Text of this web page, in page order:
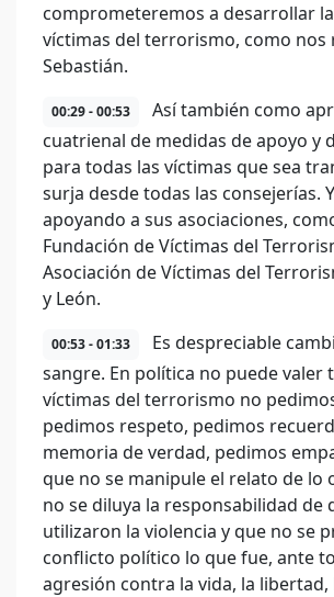
comprometeremos a desarrollar
víctimas del terrorismo, como nos
Sebastián.
00:29 - 00:53
Así también como
cuatrienal de medidas de apoyo y
para todas las víctimas que sea
surja desde todas las consejerías.
apoyando a sus asociaciones,
Fundación de Víctimas del
Asociación de Víctimas del
y León.
00:53 - 01:33
Es despreciable
sangre. En política no puede valer
víctimas del terrorismo no
pedimos respeto, pedimos
memoria de verdad, pedimos
que no se manipule el relato de lo
no se diluya la responsabilidad de
utilizaron la violencia y que no se
conflicto político lo que fue, ante
agresión contra la vida, la libertad,